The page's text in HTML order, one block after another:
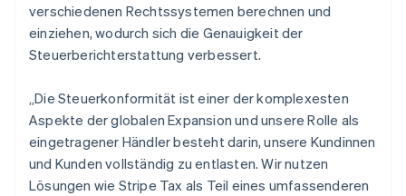
verschiedenen Rechtssystemen berechnen und
einziehen, wodurch sich die Genauigkeit der
Steuerberichterstattung verbessert.
„Die Steuerkonformität ist einer der komplexesten
Aspekte der globalen Expansion und unsere Rolle als
eingetragener Händler besteht darin, unsere Kundinnen
und Kunden vollständig zu entlasten. Wir nutzen
Lösungen wie Stripe Tax als Teil eines umfassenderen